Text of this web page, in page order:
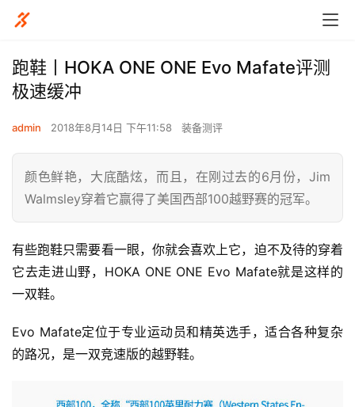
跑鞋丨HOKA ONE ONE Evo Mafate评测
极速缓冲
admin 2018年8月14日 下午11:58 装备测评
颜色鲜艳，大底酷炫，而且，在刚过去的6月份，Jim
Walmsley穿着它赢得了美国西部100越野赛的冠军。
有些跑鞋只需要看一眼，你就会喜欢上它，迫不及待的穿着
它去走进山野，HOKA ONE ONE Evo Mafate就是这样的
一双鞋。
Evo Mafate定位于专业运动员和精英选手，适合各种复杂
的路况，是一双竞速版的越野鞋。